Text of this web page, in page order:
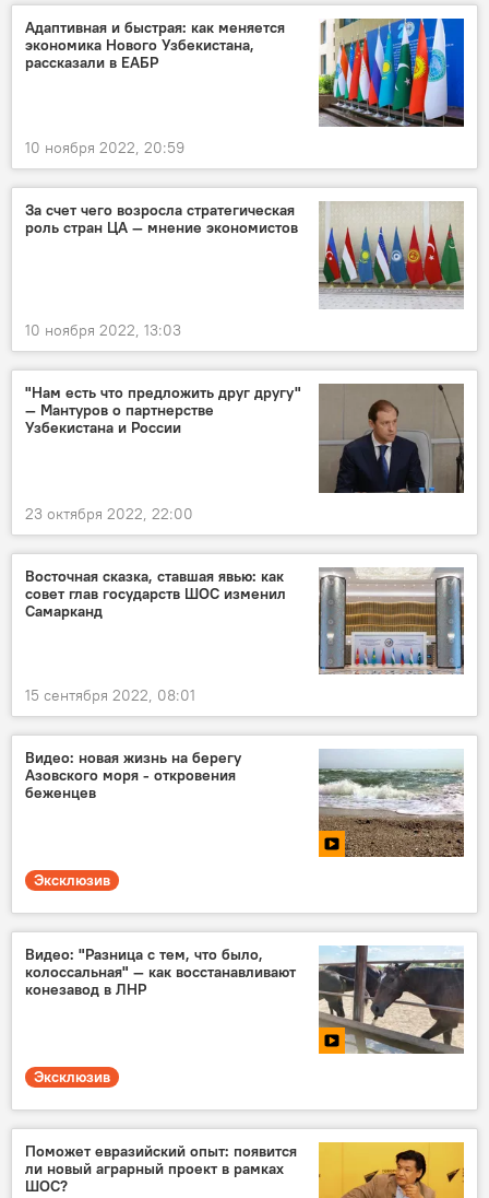
Адаптивная и быстрая: как меняется
экономика Нового Узбекистана,
рассказали в ЕАБР
10 ноября 2022, 20:59
За счет чего возросла стратегическая
роль стран ЦА — мнение экономистов
10 ноября 2022, 13:03
"Нам есть что предложить друг другу"
— Мантуров о партнерстве
Узбекистана и России
23 октября 2022, 22:00
Восточная сказка, ставшая явью: как
совет глав государств ШОС изменил
Самарканд
15 сентября 2022, 08:01
Видео: новая жизнь на берегу
Азовского моря - откровения
беженцев
Эксклюзив
Видео: "Разница с тем, что было,
колоссальная" — как восстанавливают
конезавод в ЛНР
Эксклюзив
Поможет евразийский опыт: появится
ли новый аграрный проект в рамках
ШОС?